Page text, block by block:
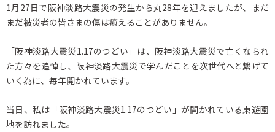
1月27日で阪神淡路大震災の発生から丸28年を迎えましたが、まだ
まだ被災者の皆さまの傷は癒えることがありません。
「阪神淡路大震災1.17のつどい」は、阪神淡路大震災で亡くなられ
た方々を追悼し、阪神淡路大震災で学んだことを次世代へと繋げて
いく為に、毎年開かれています。
当日、私は「阪神淡路大震災1.17のつどい」が開かれている東遊園
地を訪れました。